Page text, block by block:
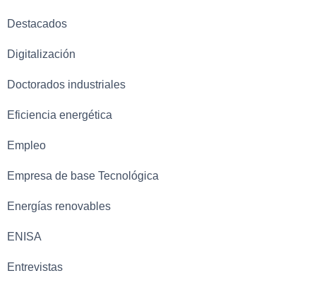
Destacados
Digitalización
Doctorados industriales
Eficiencia energética
Empleo
Empresa de base Tecnológica
Energías renovables
ENISA
Entrevistas